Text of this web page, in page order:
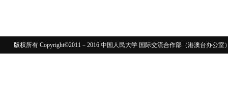
版权所有 Copyright©2011－2016 中国人民大学 国际交流合作部（港澳台办